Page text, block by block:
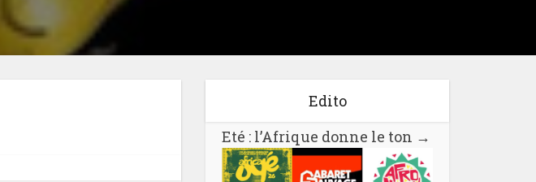
Edito
Eté : l’Afrique donne le ton →